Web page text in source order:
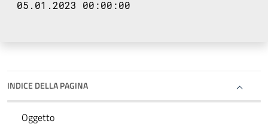
05.01.2023 00:00:00
INDICE DELLA PAGINA
Oggetto